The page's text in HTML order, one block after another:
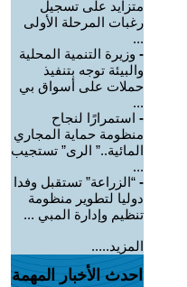
متزايد على تسجيل
رغبات المرحلة الأولى
...
- وزيرة التنمية المحلية
والبيئة توجه بتنفيذ
حملات على أسواق بي
...
- استمرارًا لنجاح
منظومة حماية المجاري
المائية..” الرى” تستجيب
...
- “الزراعة” تستقبل وفدا
دوليا لتطوير منظومة
تنظيم وإدارة المبي ...
المزيد.....
احدث الأخبار المهمة